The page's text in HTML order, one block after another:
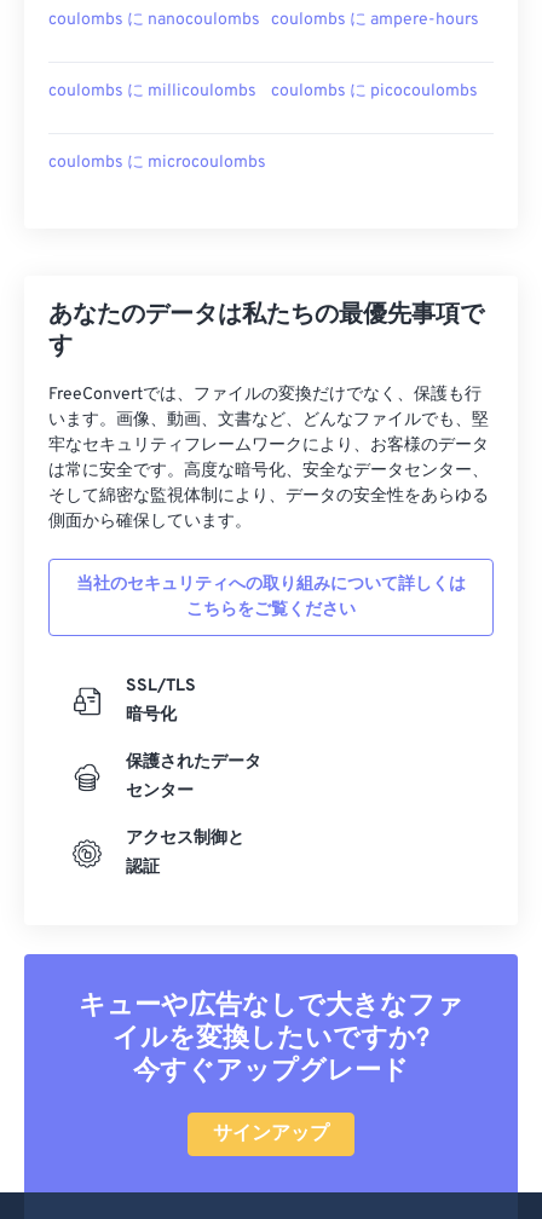
coulombs に nanocoulombs coulombs に ampere-hours
coulombs に millicoulombs coulombs に picocoulombs
coulombs に microcoulombs
あなたのデータは私たちの最優先事項で
す
FreeConvertでは、ファイルの変換だけでなく、保護も行
います。画像、動画、文書など、どんなファイルでも、堅
牢なセキュリティフレームワークにより、お客様のデータ
は常に安全です。高度な暗号化、安全なデータセンター、
そして綿密な監視体制により、データの安全性をあらゆる
側面から確保しています。
当社のセキュリティへの取り組みについて詳しくは
こちらをご覧ください
SSL/TLS
暗号化
保護されたデータ
センター
アクセス制御と
認証
キューや広告なしで大きなファ
イルを変換したいですか?
今すぐアップグレード
サインアップ